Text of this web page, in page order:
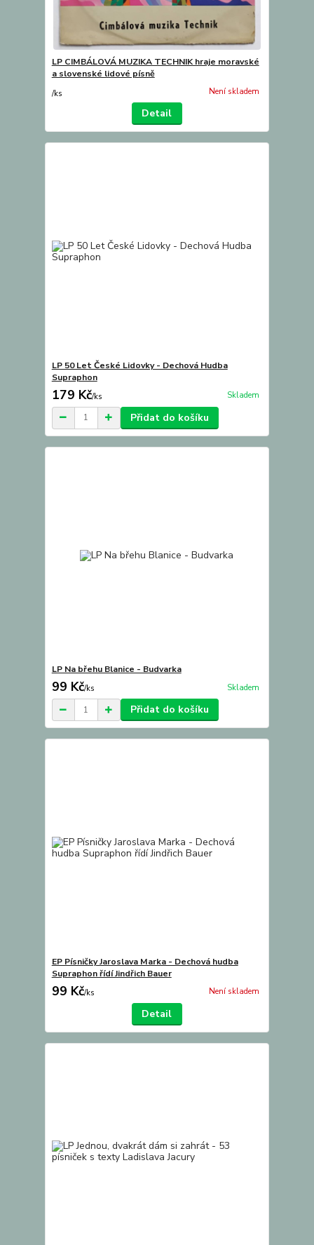
LP CIMBÁLOVÁ MUZIKA TECHNIK hraje moravské
a slovenské lidové písně
/ks Není skladem
Detail
LP 50 Let České Lidovky - Dechová Hudba
Supraphon
179 Kč/ks Skladem
Přidat do košíku
LP Na břehu Blanice - Budvarka
99 Kč/ks Skladem
Přidat do košíku
EP Písničky Jaroslava Marka - Dechová hudba
Supraphon řídí Jindřich Bauer
99 Kč/ks Není skladem
Detail